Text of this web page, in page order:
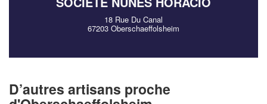
18 Rue Du Canal
67203 Oberschaeffolsheim
D’autres artisans proche